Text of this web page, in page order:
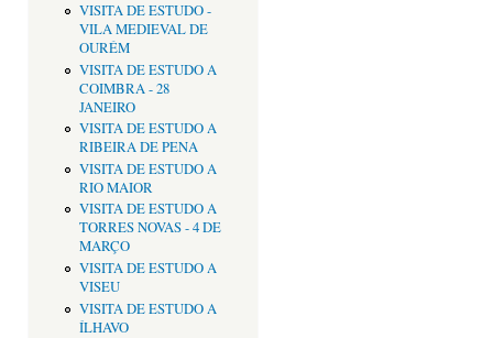
VISITA DE ESTUDO -
VILA MEDIEVAL DE
OURÉM
VISITA DE ESTUDO A
COIMBRA - 28
JANEIRO
VISITA DE ESTUDO A
RIBEIRA DE PENA
VISITA DE ESTUDO A
RIO MAIOR
VISITA DE ESTUDO A
TORRES NOVAS - 4 DE
MARÇO
VISITA DE ESTUDO A
VISEU
VISITA DE ESTUDO A
ÍLHAVO